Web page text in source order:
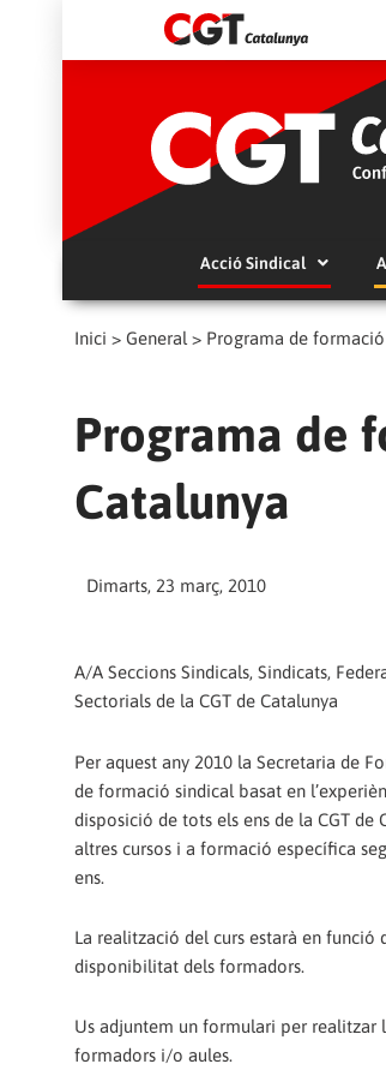
Acció Sindical
Inici > General > Programa de
Programa de
Catalunya
Dimarts, 23 març, 2010
A/A Seccions Sindicals, Sindicats,
Sectorials de la CGT de Catalunya
Per aquest any 2010 la Secretaria de
de formació sindical basat en
disposició de tots els ens de la CGT de
altres cursos i a formació específica
ens.
La realització del curs estarà en funció
disponibilitat dels formadors.
Us adjuntem un formulari per realitzar
formadors i/o aules.